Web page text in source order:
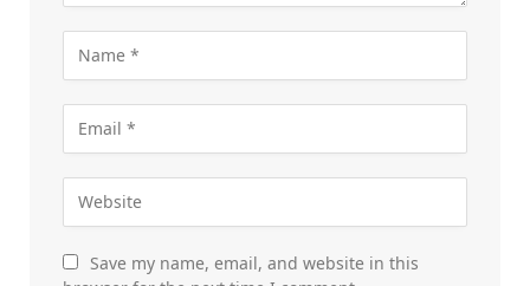
Save my name, email, and website in this